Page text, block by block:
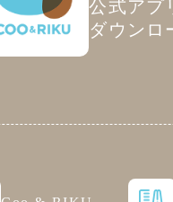
公式アプ
ダウンロ